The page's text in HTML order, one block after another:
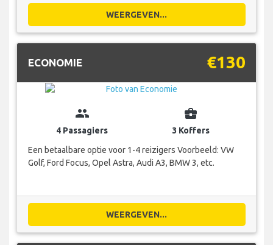
WEERGEVEN...
ECONOMIE €130
group
4 Passagiers
business_center
3 Koffers
Een betaalbare optie voor 1-4 reizigers Voorbeeld: VW
Golf, Ford Focus, Opel Astra, Audi A3, BMW 3, etc.
WEERGEVEN...